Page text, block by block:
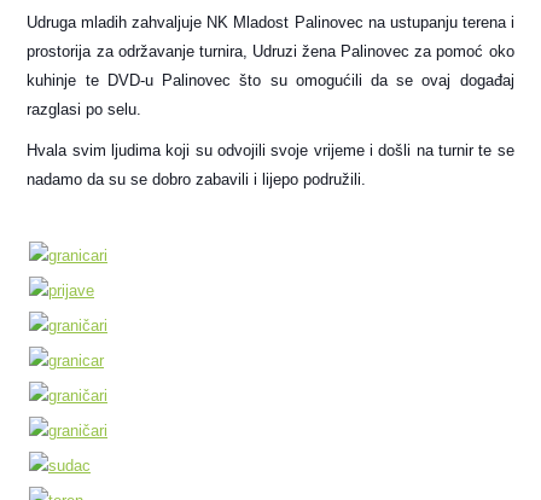
Udruga mladih zahvaljuje NK Mladost Palinovec na ustupanju terena i
prostorija za održavanje turnira, Udruzi žena Palinovec za pomoć oko
kuhinje te DVD-u Palinovec što su omogućili da se ovaj događaj
razglasi po selu.
Hvala svim ljudima koji su odvojili svoje vrijeme i došli na turnir te se
nadamo da su se dobro zabavili i lijepo podružili.